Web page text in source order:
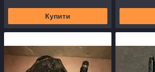
Купити